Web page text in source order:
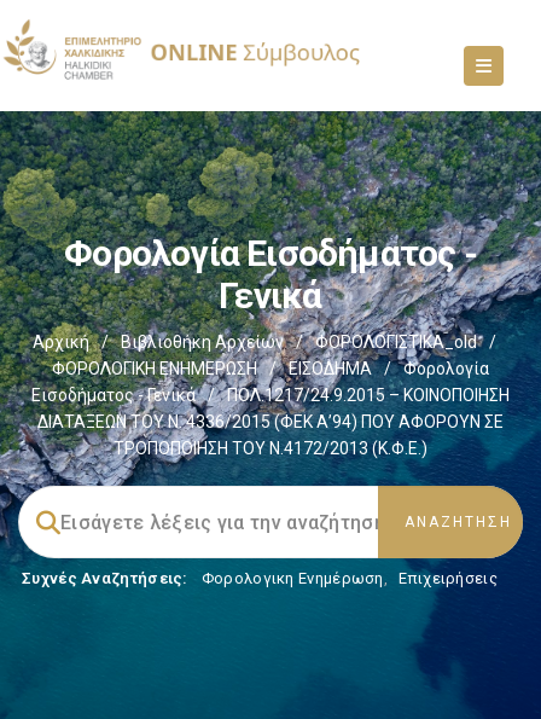
Φορολογία Εισοδήματος -
Γενικά
Αρχική / Βιβλιοθήκη Αρχείων / ΦΟΡΟΛΟΓΙΣΤΙΚΑ_old
/
ΦΟΡΟΛΟΓΙΚΗ ΕΝΗΜΕΡΩΣΗ
/ ΕΙΣΟΔΗΜΑ /
Φορολογία
Εισοδήματος - Γενικά
/
ΠΟΛ.1217/24.9.2015 – ΚΟΙΝΟΠΟΙΗΣΗ
ΔΙΑΤΑΞΕΩΝ ΤΟΥ Ν. 4336/2015 (ΦΕΚ Α’94) ΠΟΥ ΑΦΟΡΟΥΝ ΣΕ
ΤΡΟΠΟΠΟΙΗΣΗ ΤΟΥ Ν.4172/2013 (Κ.Φ.Ε.)
Συχνές Αναζητήσεις: Φορολογικη Ενημέρωση, Επιχειρήσεις